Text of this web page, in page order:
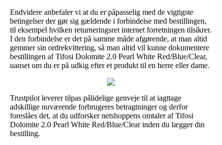
Endvidere anbefaler vi at du er påpasselig med de vigtigste
betingelser der gør sig gældende i forbindelse med bestillingen,
til eksempel hvilken returneringsret internet forretningen tilsikrer.
I den forbindelse er det på samme måde afgørende, at man altid
gemmer sin ordrekvittering, så man altid vil kunne dokumentere
bestillingen af Tifosi Dolomite 2.0 Pearl White Red/Blue/Clear,
uanset om du er på udkig efter et produkt til en herre eller dame.
Trustpilot leverer tilpas pålidelige genveje til at iagttage
adskillige nuværende forbrugeres betragtninger og derfor
foreslåes det, at du udforsker netshoppens omtaler af Tifosi
Dolomite 2.0 Pearl White Red/Blue/Clear inden du lægger din
bestilling.